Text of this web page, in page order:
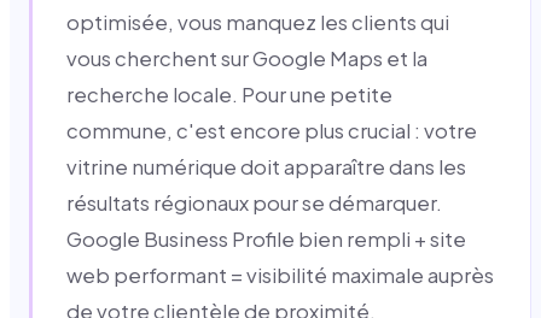
optimisée, vous manquez les clients qui
vous cherchent sur Google Maps et la
recherche locale. Pour une petite
commune, c'est encore plus crucial : votre
vitrine numérique doit apparaître dans les
résultats régionaux pour se démarquer.
Google Business Profile bien rempli + site
web performant = visibilité maximale auprès
de votre clientèle de proximité.